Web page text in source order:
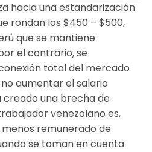
hacia una estandarización
rondan los $450 – $500,
que se mantiene
el contrario, se
total del mercado
aumentar el salario
creado una brecha de
venezolano es,
remunerado de
se toman en cuenta